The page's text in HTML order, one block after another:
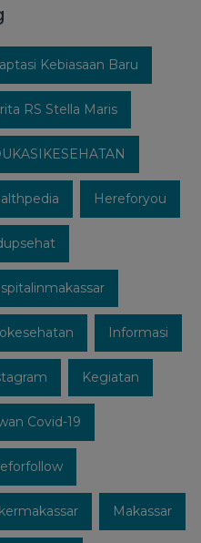
Kebiasaan Baru
RS Stella Maris
Hereforyou
Informasi
Kegiatan
Covid-19
Makassar